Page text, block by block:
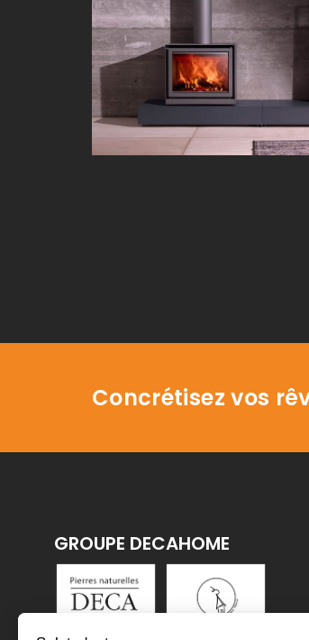
Concrétisez vos
GROUPE DECAHOME